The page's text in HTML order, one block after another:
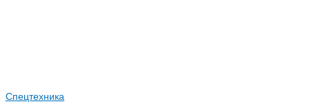
Спецтехника